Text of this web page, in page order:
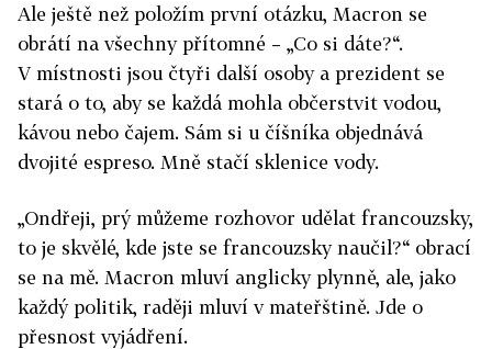
Ale ještě než položím první otázku, Macron se
obrátí na všechny přítomné – „Co si dáte?“.
V místnosti jsou čtyři další osoby a prezident se
stará o to, aby se každá mohla občerstvit vodou,
kávou nebo čajem. Sám si u číšníka objednává
dvojité espreso. Mně stačí sklenice vody.
„Ondřeji, prý můžeme rozhovor udělat francouzsky,
to je skvělé, kde jste se francouzsky naučil?“ obrací
se na mě. Macron mluví anglicky plynně, ale, jako
každý politik, raději mluví v mateřštině. Jde o
přesnost vyjádření.